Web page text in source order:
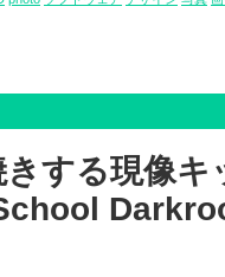
する現像キ